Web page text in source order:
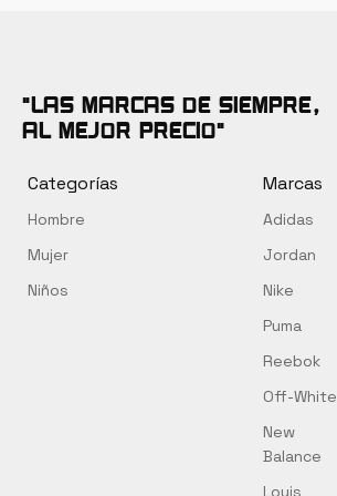
opciones
se
"Las marcas de siempre,
al mejor precio"
Categorías
Hombre
Mujer
Niños
Marcas
Adidas
Jordan
Nike
Puma
Reebok
Off-White
New
Balance
Louis